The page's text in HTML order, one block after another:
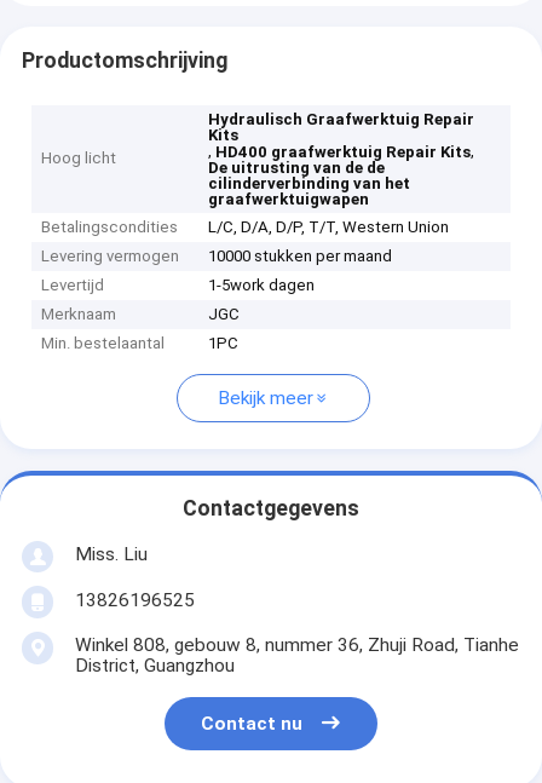
Productomschrijving
Hoog licht
Hydraulisch Graafwerktuig Repair
Kits
, HD400 graafwerktuig Repair Kits,
De uitrusting van de de
cilinderverbinding van het
graafwerktuigwapen
Betalingscondities
L/C, D/A, D/P, T/T, Western Union
Levering vermogen
10000 stukken per maand
Levertijd
1-5work dagen
Merknaam
JGC
Min. bestelaantal
1PC
Bekijk meer
Contactgegevens
Miss. Liu
13826196525
Winkel 808, gebouw 8, nummer 36, Zhuji Road, Tianhe
District, Guangzhou
Contact nu